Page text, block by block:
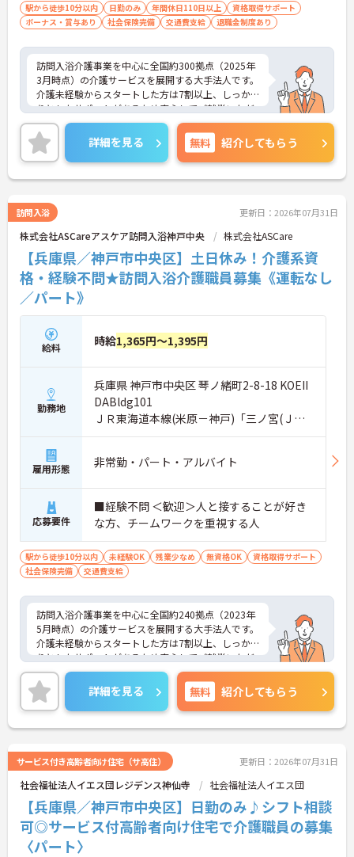
駅から徒歩10分以内 日勤のみ 年間休日110日以上
資格取得サポート
ボーナス・賞与あり
社会保険完備 交通費支給 退職金制度あり
訪問入浴介護事業を中心に全国約300拠点（2025年
3月時点）の介護サービスを展開する大手法人です。
介護未経験からスタートした方は7割以上、しっか
りとしたサポートがあるため安心してご就業いただ
けます。お風呂に入れなくて困っている方に、手を
差し伸べてあげられるとてもやりがいのあるお仕事
です。ご興味ある方には、面接対策ポイントなど、
さらに詳細をお話しいたしますのでお気軽にご相談
ください！
詳細を見る 無料 紹介してもらう
訪問入浴 更新日：2026年07月31日
株式会社ASCareアスケア訪問入浴神戸中央 株式会社ASCare
【兵庫県／神戸市中央区】土日休み！介護系資
格・経験不問★訪問入浴介護職員募集《運転なし
／パート》
給料 時給1,365円～1,395円
勤務地
兵庫県 神戸市中央区 琴ノ緒町2-8-18 KOEII
DABldg101
ＪＲ東海道本線(米原－神戸)「三ノ宮(ＪＲ)
駅」徒歩7分
雇用形態 非常勤・パート・アルバイト
応募要件
■経験不問 ＜歓迎＞人と接することが好き
な方、チームワークを重視する人
駅から徒歩10分以内 未経験OK 残業少なめ 無資格OK
資格取得サポート
社会保険完備
交通費支給
訪問入浴介護事業を中心に全国約240拠点（2023年
5月時点）の介護サービスを展開する大手法人です。
介護未経験からスタートした方は7割以上、しっか
りとしたサポートがあるため安心してご就業いただ
けます。お風呂に入れなくて困っている方に、手を
差し伸べてあげられるとてもやりがいのあるお仕事
です。ご興味ある方には、面接対策ポイントなど、
さらに詳細をお話しいたしますのでお気軽にご相談
ください！
詳細を見る 無料 紹介してもらう
サービス付き高齢者向け住宅（サ高住） 更新日：2026年07月31日
社会福祉法人イエス団レジデンス神仙寺 社会福祉法人イエス団
【兵庫県／神戸市中央区】日勤のみ♪シフト相談
可◎サービス付高齢者向け住宅で介護職員の募集
〈パート〉